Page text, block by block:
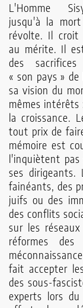
L'Homme
jusqu'à la
révolte. Il
au mérite. Il
des
« son pays »
sa vision du
mêmes
la croissance.
tout prix de
mémoire est
l'inquiètent
ses dirigeants.
fainéants, des
juifs ou des
des conflits
sur les
réformes des
fait accepter
des sous-
experts lors